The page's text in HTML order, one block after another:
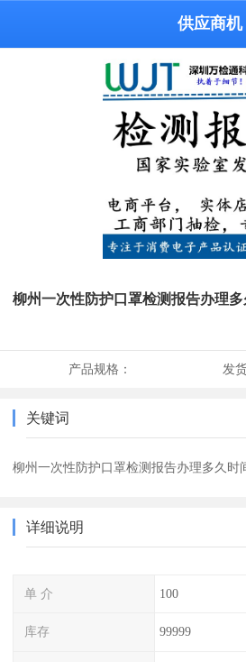
供应商机
柳州一次性防护口罩检测报告办理
产品规格： 发
关键词
柳州一次性防护口罩检测报告办理多久时
详细说明
单 介 100
库存 99999